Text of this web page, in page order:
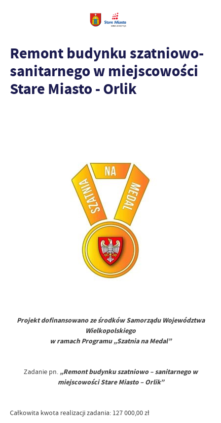
Remont budynku szatniowo-
sanitarnego w miejscowości
Stare Miasto - Orlik
Projekt dofinansowano ze środków Samorządu Województwa
Wielkopolskiego
w ramach Programu „Szatnia na Medal”
Zadanie pn. „Remont budynku szatniowo – sanitarnego w
miejscowości Stare Miasto – Orlik”
Całkowita kwota realizacji zadania: 127 000,00 zł